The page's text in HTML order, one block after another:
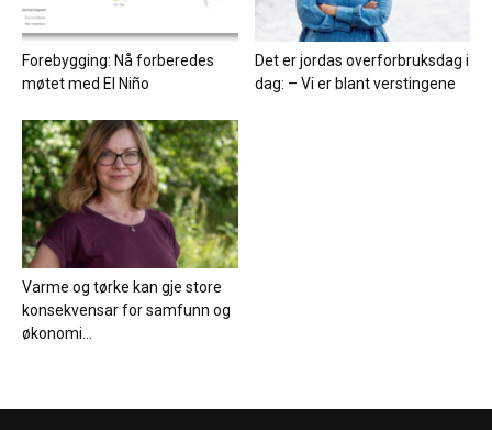
Forebygging: Nå forberedes
møtet med El Niño
Det er jordas overforbruksdag i
dag: – Vi er blant verstingene
Varme og tørke kan gje store
konsekvensar for samfunn og
økonomi...